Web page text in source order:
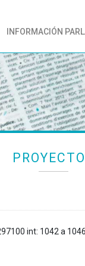
INFORMACIÓN
int: 1042 a